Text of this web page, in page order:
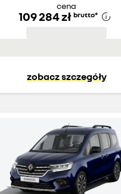
cena
109 284 zł brutto*
zobacz szczegóły